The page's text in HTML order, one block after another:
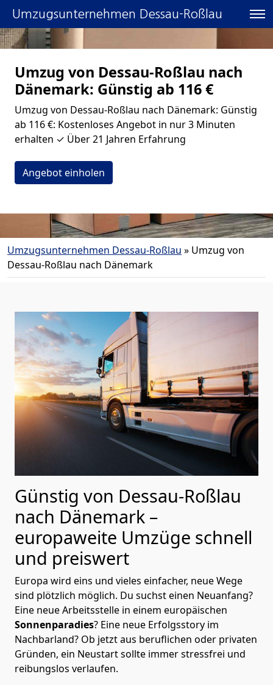
Umzugsunternehmen Dessau-Roßlau
Umzug von Dessau-Roßlau nach
Dänemark: Günstig ab 116 €
Umzug von Dessau-Roßlau nach Dänemark: Günstig
ab 116 €: Kostenloses Angebot in nur 3 Minuten
erhalten ✓ Über 21 Jahren Erfahrung
Angebot einholen
Umzugsunternehmen Dessau-Roßlau » Umzug von
Dessau-Roßlau nach Dänemark
Günstig von Dessau-Roßlau
nach Dänemark –
europaweite Umzüge schnell
und preiswert
Europa wird eins und vieles einfacher, neue Wege
sind plötzlich möglich. Du suchst einen Neuanfang?
Eine neue Arbeitsstelle in einem europäischen
Sonnenparadies? Eine neue Erfolgsstory im
Nachbarland? Ob jetzt aus beruflichen oder privaten
Gründen, ein Neustart sollte immer stressfrei und
reibungslos verlaufen.